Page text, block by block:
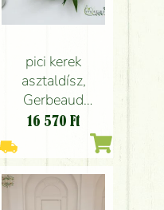
pici kerek
asztaldísz,
Gerbeaud
Budapest (krém
rózsa, bokros
rózsa), esküvő
16 570 Ft